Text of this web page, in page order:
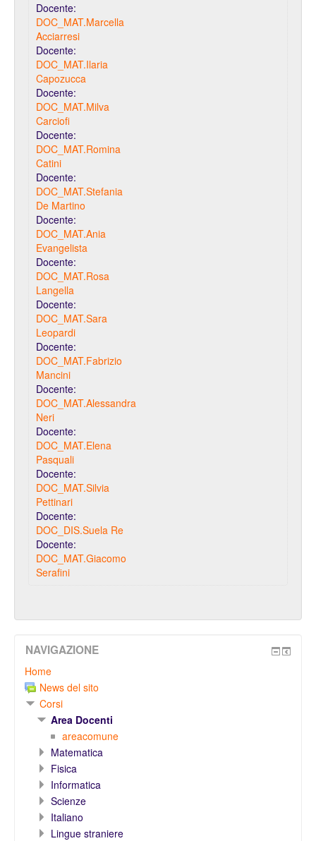
Docente:
DOC_MAT.Marcella
Acciarresi
Docente:
DOC_MAT.Ilaria
Capozucca
Docente:
DOC_MAT.Milva
Carciofi
Docente:
DOC_MAT.Romina
Catini
Docente:
DOC_MAT.Stefania
De Martino
Docente:
DOC_MAT.Ania
Evangelista
Docente:
DOC_MAT.Rosa
Langella
Docente:
DOC_MAT.Sara
Leopardi
Docente:
DOC_MAT.Fabrizio
Mancini
Docente:
DOC_MAT.Alessandra
Neri
Docente:
DOC_MAT.Elena
Pasquali
Docente:
DOC_MAT.Silvia
Pettinari
Docente:
DOC_DIS.Suela Re
Docente:
DOC_MAT.Giacomo
Serafini
NAVIGAZIONE
Home
News del sito
Corsi
Area Docenti
areacomune
Matematica
Fisica
Informatica
Scienze
Italiano
Lingue straniere